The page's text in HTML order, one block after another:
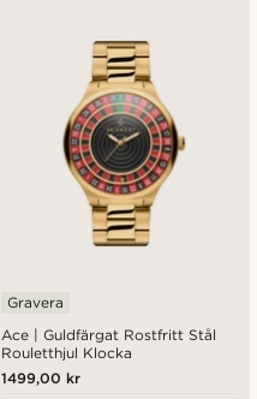
Ace | Guldfärgat Rostfritt Stål
Rouletthjul Klocka
Gravera
1499,00 kr